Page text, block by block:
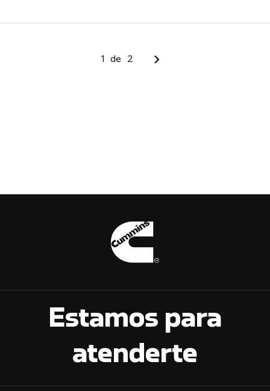
1 de 2
Estamos para
atenderte